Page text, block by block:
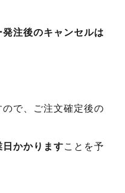
注後のキャンセルは
で、ご注文確定後の
かかりますことを予